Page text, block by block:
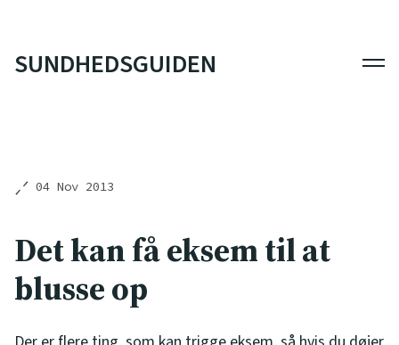
SUNDHEDSGUIDEN
04 Nov 2013
Det kan få eksem til at
blusse op